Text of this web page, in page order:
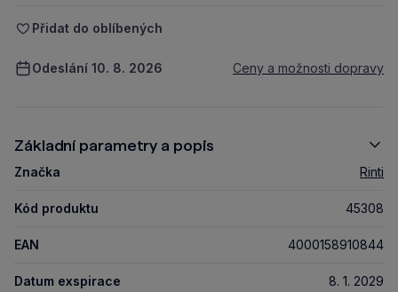
Přidat do oblíbených
Odeslání 10. 8. 2026 Ceny a možnosti dopravy
Základní parametry a popis
Značka Rinti
Kód produktu 45308
EAN 4000158910844
Datum exspirace 8. 1. 2029